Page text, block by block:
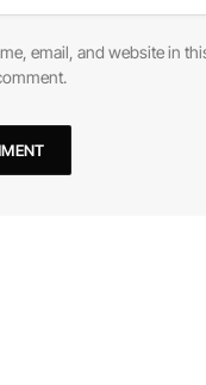
email, and website in